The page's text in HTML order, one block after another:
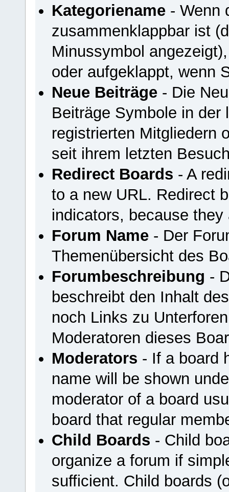
Kategoriename- Wenn
zusammenklappbar ist
Minussymbol
oder aufgeklappt, wenn
Neue Beiträge- Die
Beiträge Symbole in der
registrierten Mitgliedern
seit ihrem letzten
Redirect Boards - A
to a new URL. Redirect
indicators, because
Forum Name- Der
Themenübersicht des
Forumbeschreibung -
beschreibt den Inhalt
noch Links zu
Moderatoren dieses
Moderators - If a board
name will be shown
moderator of a board
board that regular
Child Boards - Child
organize a forum if
sufficient. Child boards